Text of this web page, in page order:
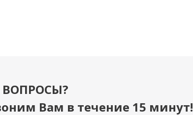
Вам в течение 15 минут!